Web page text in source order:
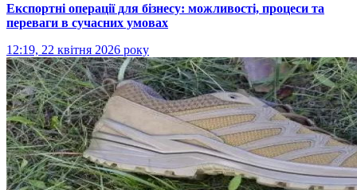
Експортні операції для бізнесу: можливості, процеси та
переваги в сучасних умовах
12:19, 22 квітня 2026 року